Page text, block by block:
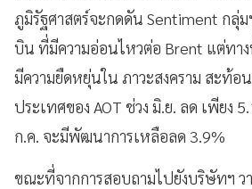
ภูมิรัฐศาสตร์จะกดดัน Sentiment กลุ่ม
บิน ที่มีความอ่อนไหวต่อ Brent แต่ทา
มีความยืดหยุ่นใน ภาวะสงคราม สะท้อ
ประเทศของ AOT ช่วง มิ.ย. ลด เพียง
ก.ค. จะมีพัฒนาการเหลือลด 3.9%
ขณะที่จากการสอบถามไปยังบริษัทฯ ว